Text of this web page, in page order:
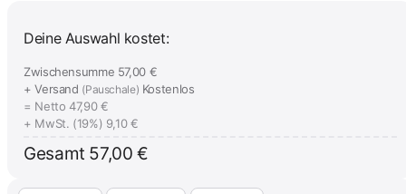
Deine Auswahl kostet:
Zwischensumme 57,00 €
+ Versand (Pauschale) Kostenlos
= Netto 47,90 €
+ MwSt. (19%) 9,10 €
Gesamt 57,00 €